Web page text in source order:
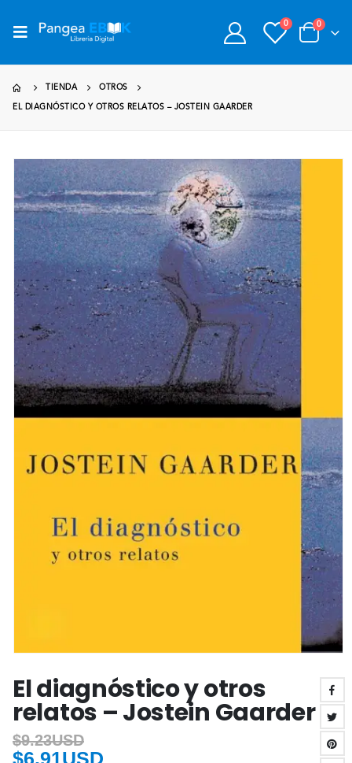
0 0
TIENDA OTROS
EL DIAGNÓSTICO Y OTROS RELATOS – JOSTEIN GAARDER
El diagnóstico y otros
relatos – Jostein Gaarder
$9.23USD
$6.91USD